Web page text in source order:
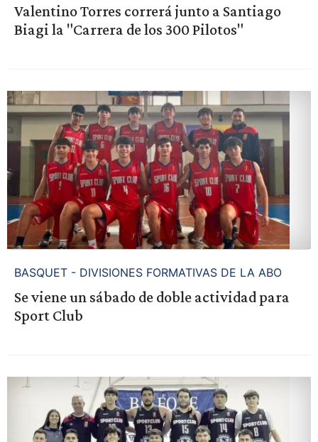
Valentino Torres correrá junto a Santiago
Biagi la "Carrera de los 300 Pilotos"
BASQUET - DIVISIONES FORMATIVAS DE LA ABO
Se viene un sábado de doble actividad para
Sport Club